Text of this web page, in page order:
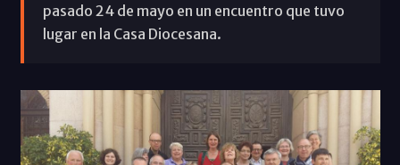
pasado 24 de mayo en un encuentro que tuvo
lugar en la Casa Diocesana.